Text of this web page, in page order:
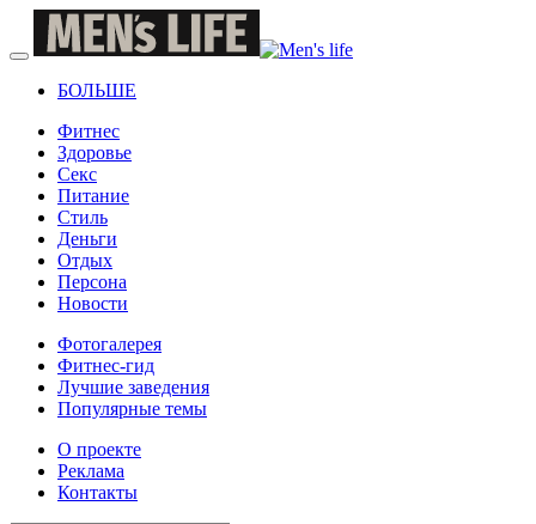
БОЛЬШЕ
Фитнес
Здоровье
Секс
Питание
Стиль
Деньги
Отдых
Персона
Новости
Фотогалерея
Фитнес-гид
Лучшие заведения
Популярные темы
О проекте
Реклама
Контакты